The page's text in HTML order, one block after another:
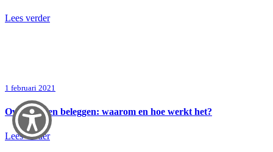
Lees verder
1 februari 2021
Overstappen beleggen: waarom en hoe werkt het?
Lees verder